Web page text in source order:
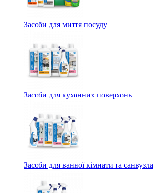
Засоби для миття посуду
Засоби для кухонних поверхонь
Засоби для ванної кімнати та санвузла